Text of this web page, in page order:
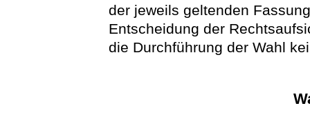
der jeweils geltenden
Entscheidung der
die Durchführung der Wahl